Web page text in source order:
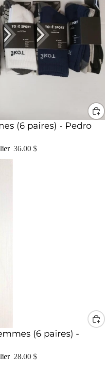
(6 paires) - Pedro
36.00 $
(6 paires) -
28.00 $